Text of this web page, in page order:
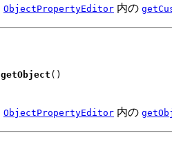
ObjectPropertyEditor 内の
getObject ()
ObjectPropertyEditor 内の